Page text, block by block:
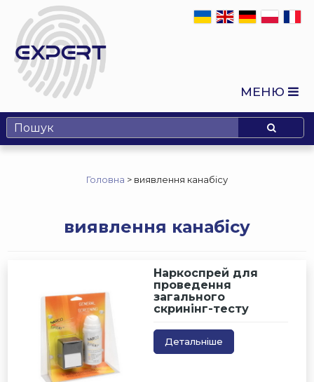
МЕНЮ
Головна > виявлення канабісу
виявлення канабісу
Наркоспрей для
проведення
загального
скринінг-тесту
Детальніше